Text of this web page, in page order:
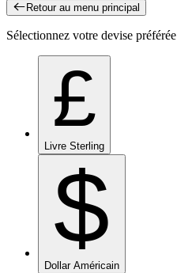
Retour au menu principal
Sélectionnez votre devise préférée
£
Livre Sterling
$
Dollar Américain